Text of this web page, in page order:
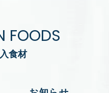
FOODS
食材